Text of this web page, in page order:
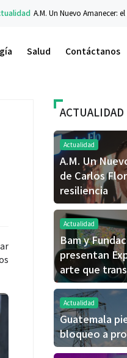
el libro de Carlos Flores sobre
Salud Contáctanos
ACTUALIDAD
Actualidad
A.M. Un
de Carlos
resiliencia
Actualidad
Bam y
presentan
arte que
Actualidad
Guatemala
bloqueo a